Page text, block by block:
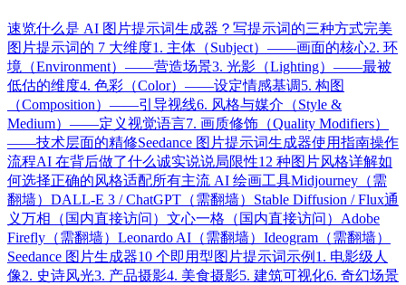
速览什么是 AI 图片提示词生成器？ 写提示词的三种方式完美
图片提示词的 7 大维度1. 主体（Subject）——画面的核心2. 环
境（Environment）——营造场景3. 光影（Lighting）——最被
低估的维度4. 色彩（Color）——设定情感基调5. 构图
（Composition）——引导视线6. 风格与媒介（Style &
Medium）——定义视觉语言7. 画质修饰（Quality Modifiers）
——技术层面的精修Seedance 图片提示词生成器使用指南操作
流程AI 在背后做了什么诚实说说局限性12 种图片风格详解如
何选择正确的风格适配所有主流 AI 绘画工具Midjourney（需
翻墙） DALL-E 3 / ChatGPT（需翻墙） Stable Diffusion / Flux通
义万相（国内直接访问） 文心一格（国内直接访问） Adobe
Firefly（需翻墙） Leonardo AI（需翻墙） Ideogram（需翻墙）
Seedance 图片生成器10 个即用型图片提示词示例 1. 电影级人
像2. 史诗风光3. 产品摄影4. 美食摄影5. 建筑可视化6. 奇幻场景